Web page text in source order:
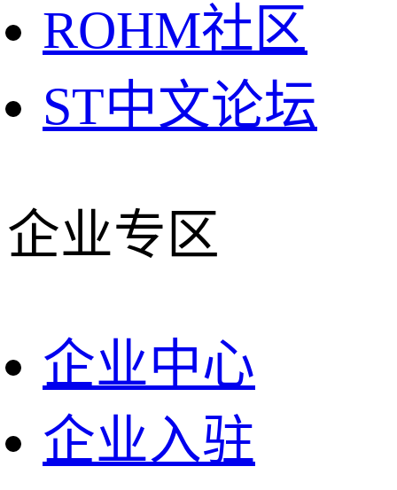
ROHM社区
ST中文论坛
企业专区
企业中心
企业入驻